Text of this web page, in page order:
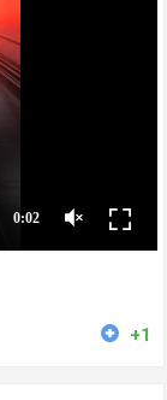
+1